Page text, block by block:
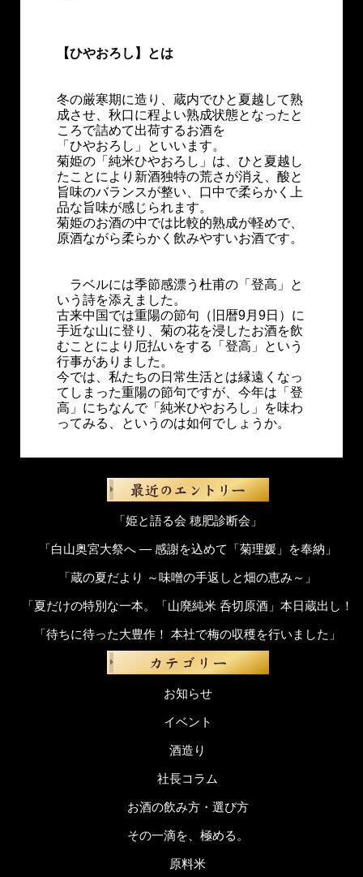
【ひやおろし】とは
冬の厳寒期に造り、蔵内でひと夏越して熟
成させ、秋口に程よい熟成状態となったと
ころで詰めて出荷するお酒を
「ひやおろし」といいます。
菊姫の「純米ひやおろし」は、ひと夏越し
たことにより新酒独特の荒さが消え、酸と
旨味のバランスが整い、口中で柔らかく上
品な旨味が感じられます。
菊姫のお酒の中では比較的熟成が軽めで、
原酒ながら柔らかく飲みやすいお酒です。
ラベルには季節感漂う杜甫の「登高」と
いう詩を添えました。
古来中国では重陽の節句（旧暦9月9日）に
手近な山に登り、菊の花を浸したお酒を飲
むことにより厄払いをする「登高」という
行事がありました。
今では、私たちの日常生活とは縁遠くなっ
てしまった重陽の節句ですが、今年は「登
高」にちなんで「純米ひやおろし」を味わ
ってみる、というのは如何でしょうか。
「姫と語る会 穂肥診断会」
「白山奥宮大祭へ ― 感謝を込めて「菊理媛」を奉納」
「蔵の夏だより ～味噌の手返しと畑の恵み～」
「夏だけの特別な一本。「山廃純米 呑切原酒」本日蔵出し！
「待ちに待った大豊作！ 本社で梅の収穫を行いました」
お知らせ
イベント
酒造り
社長コラム
お酒の飲み方・選び方
その一滴を、極める。
原料米